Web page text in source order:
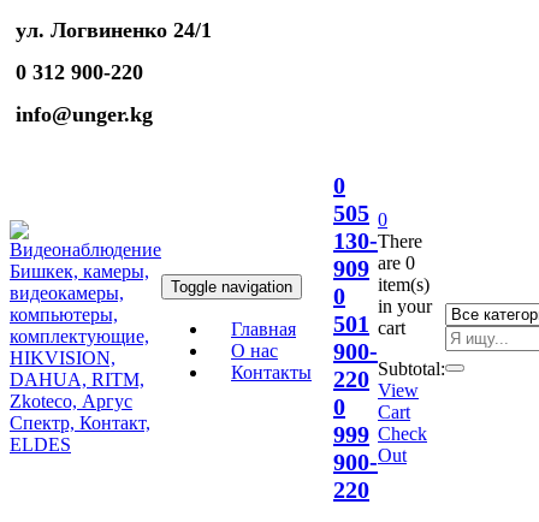
ул. Логвиненко 24/1
0 312 900-220
info@unger.kg
Toggle navigation
Главная
О нас
Контакты
0
505
130-
909
0
501
900-
220
0
999
900-
220
0
There
are 0
item(s)
in your
cart
Subtotal:
View
Cart
Check
Out